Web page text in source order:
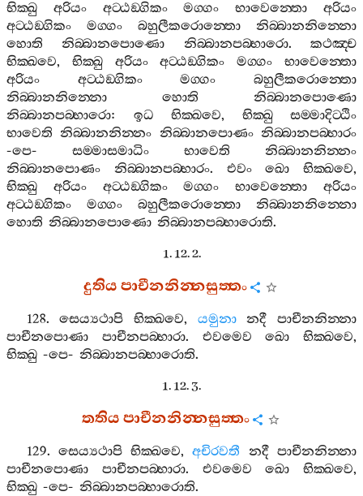
භික‍්ඛු
අරියං අට‍්ඨඞ‍්ගිකං මග‍්ගං භාවෙන‍්තො
අරියං
අට‍්ඨඞ‍්ගිකං
මග‍්ගං බහුලීකරොන‍්තො
නිබ‍්බානනින‍්නො
හොති
නිබ‍්බානපොණො නිබ‍්බානපබ‍්භාරො.කථඤ‍්ච
භික‍්ඛවෙ, භික‍්ඛු අරියං අට‍්ඨඞ‍්ගිකං මග‍්ගං
භාවෙන‍්තො
අරියං
අට‍්ඨඞ‍්ගිකං මග‍්ගං
බහුලීකරොන‍්තො
නිබ‍්බානනින‍්නො
හොති
නිබ‍්බානපොණො
නිබ‍්බානපබ‍්භාරො: ඉධ භික‍්ඛවෙ, භික‍්ඛු
සම‍්මාදිට‍්ඨිං
භාවෙති නිබ‍්බානනින‍්නං නිබ‍්බානපොණං නිබ‍්බානපබ‍්භාරං
-පෙ- සම‍්මාසමාධිං භාවෙති
නිබ‍්බානනින‍්නං
නිබ‍්බානපොණං
නිබ‍්බානපබ‍්භාරං. එවං ඛො භික‍්ඛවෙ,
භික‍්ඛු
අරියං අට‍්ඨඞ‍්ගිකං මග‍්ගං භාවෙන‍්තො
අරියං
අට‍්ඨඞ‍්ගිකං
මග‍්ගං බහුලීකරොන‍්තො
නිබ‍්බානනින‍්නො
හොති නිබ‍්බානපොණො නිබ‍්බානපබ‍්භාරොති.
1. 12. 2.
දුතියපාචීනනින‍්නසුත‍්තං
128.සෙය්‍යථාපි භික‍්ඛවෙ, යමුනා නදී
පාචීනනින‍්නා
පාචීනපොණා
පාචීනපබ‍්භාරා. එවමෙව ඛො භික‍්ඛවෙ,
භික‍්ඛු -පෙ- නිබ‍්බානපබ‍්භාරොති.
1. 12. 3.
තතියපාචීනනින‍්නසුත‍්තං
129. සෙය්‍යථාපි භික‍්ඛවෙ,අචිරවතී නදී පාචීනනින‍්නා
පාචීනපොණා
පාචීනපබ‍්භාරා. එවමෙව ඛො භික‍්ඛවෙ,
භික‍්ඛු -පෙ- නිබ‍්බානපබ‍්භාරොති.